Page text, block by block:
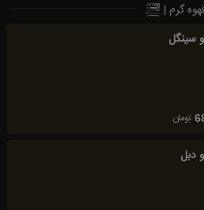
گرم |
سینگل
تومان
دبل